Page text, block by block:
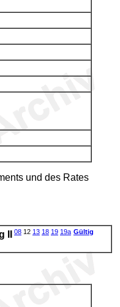
und des Rates
II 08 12 13 18 19 19a Gültig